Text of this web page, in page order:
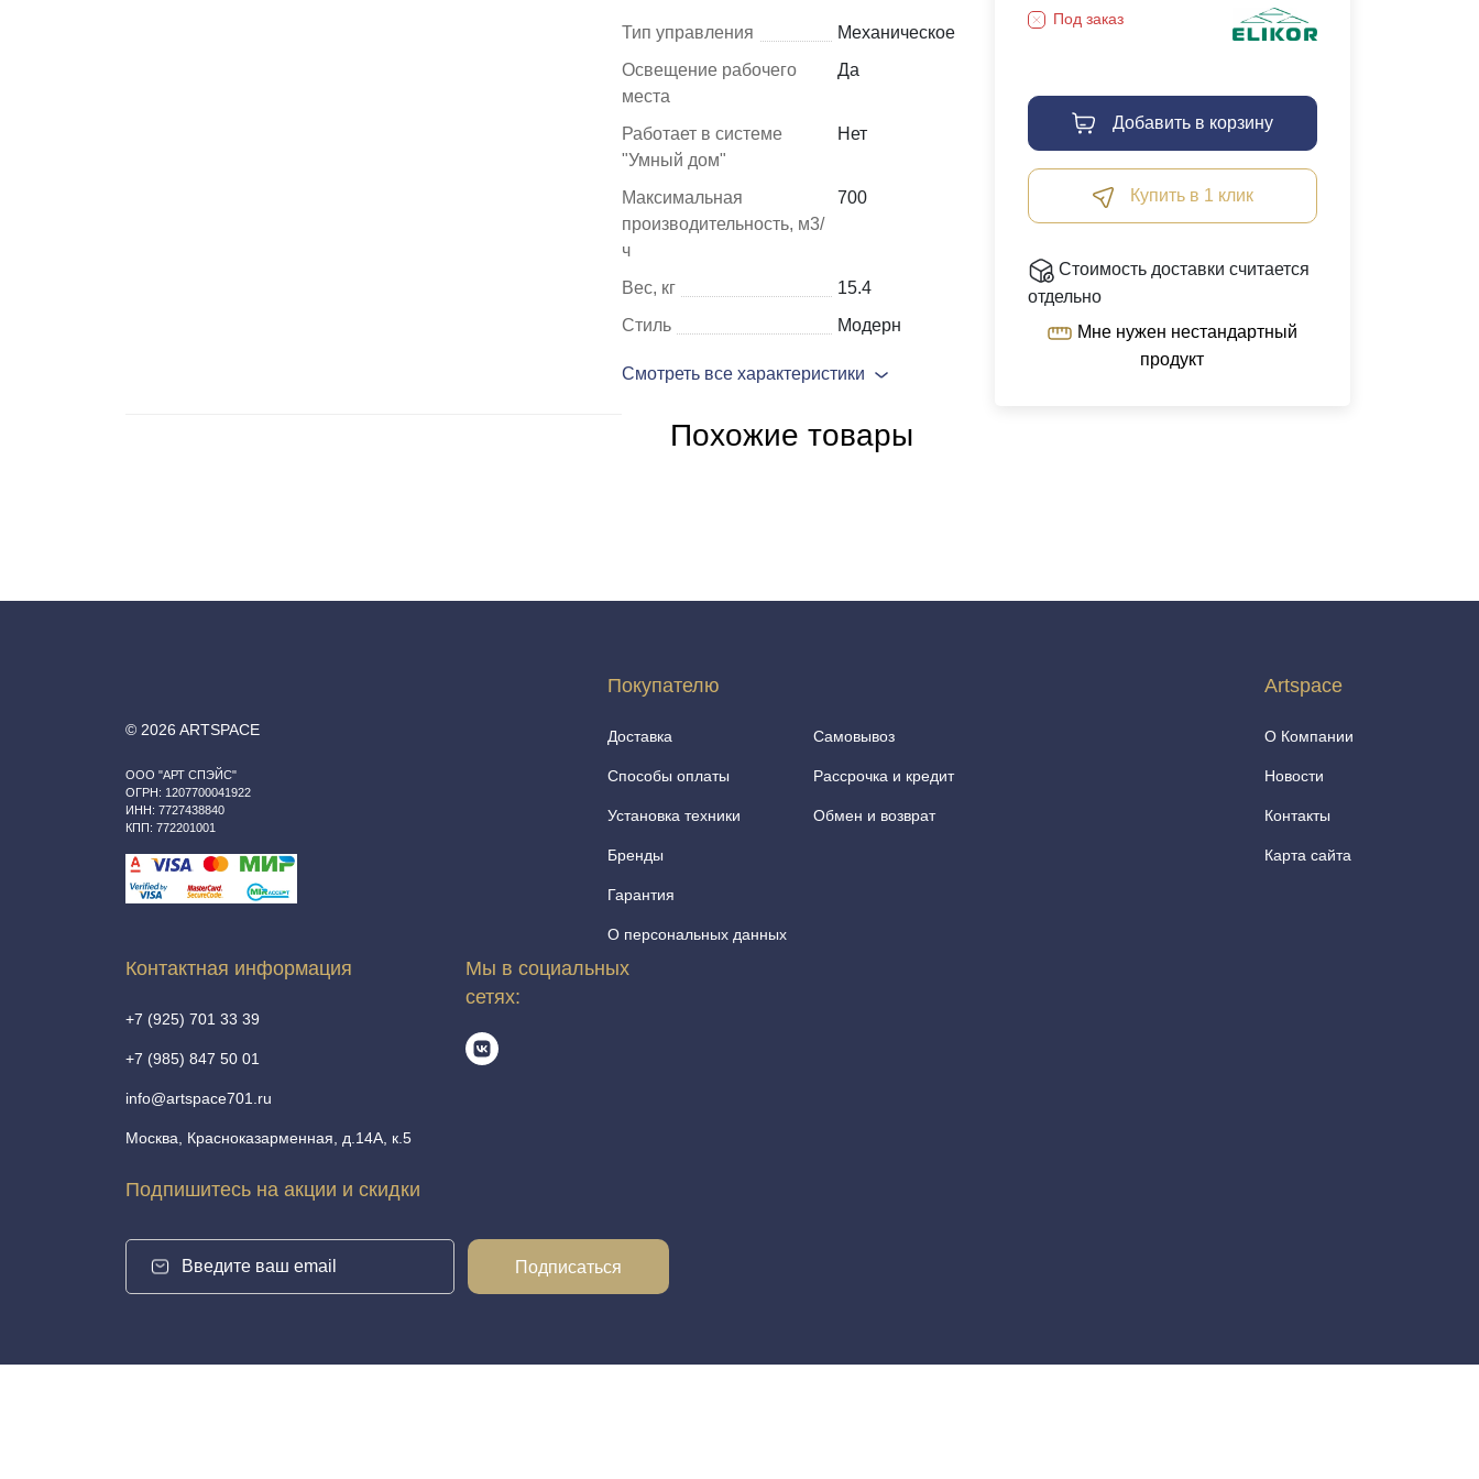
Шкафы и
стеллажи
Витрины
Шкафы
Стеллажи
Мебель для
Тип управления
Механическое
Освещение рабочего
места
Да
Работает в системе
"Умный дом"
Нет
Максимальная
производительность, м3/
ч
700
Вес, кг
15.4
Стиль
Модерн
Смотреть все характеристики
Под заказ
Добавить в корзину
Купить в 1 клик
Стоимость доставки считается
отдельно
продукт
Похожие товары
© 2026 ARTSPACE
ООО "АРТ СПЭЙС"
ОГРН: 1207700041922
ИНН: 7727438840
КПП: 772201001
Покупателю
Доставка
Способы оплаты
Установка техники
Бренды
Гарантия
О персональных данных
Самовывоз
Рассрочка и кредит
Обмен и возврат
Artspace
О Компании
Новости
Контакты
Карта сайта
Контактная информация
+7 (925) 701 33 39
+7 (985) 847 50 01
info@artspace701.ru
Москва, Красноказарменная, д.14А, к.5
Мы в социальных
сетях:
Подпишитесь на акции и скидки
Подписаться